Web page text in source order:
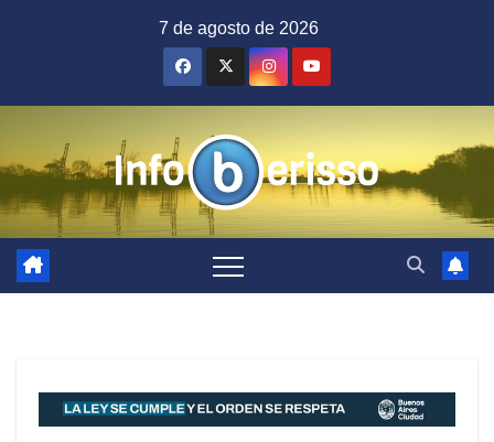
7 de agosto de 2026